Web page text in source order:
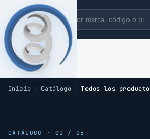
Inicio Catálogo Todos los
CATÁLOGO · 01 / 05